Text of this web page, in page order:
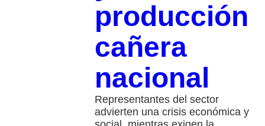
producción
cañera
nacional
Representantes del sector
advierten una crisis económica y